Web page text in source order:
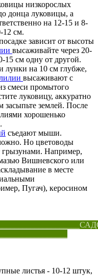
низкорослых
донца луковицы, а
на 12-15 и 8-
12 см.
зависит от высоты
высаживайте через 20-
15 см одну от другой.
лунки на 10 см глубже,
высаживают с
смеси промытого
луковицу, аккуратно
засыпьте землей. После
хорошенько
съедают мыши.
Но цветоводы
Например,
Вишневского или
в месте
Пугач), керосином
листья - 10-12 штук,